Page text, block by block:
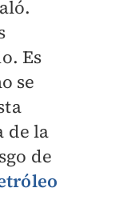
Es
se
de la
de